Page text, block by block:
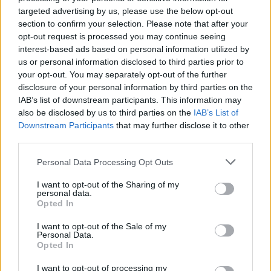
targeted advertising by us, please use the below opt-out
section to confirm your selection. Please note that after your
opt-out request is processed you may continue seeing
interest-based ads based on personal information utilized by
us or personal information disclosed to third parties prior to
your opt-out. You may separately opt-out of the further
disclosure of your personal information by third parties on the
IAB’s list of downstream participants. This information may
also be disclosed by us to third parties on the IAB’s List of
Downstream Participants that may further disclose it to other
Personal Data Processing Opt Outs
I want to opt-out of the Sharing of my
personal data.
Opted In
I want to opt-out of the Sale of my
Personal Data.
Opted In
I want to opt-out of processing my
S. Urbonavičius-Samas apie legendinį A. Mamontovo ir
„Bixų“ susidūrimą Berlyne: „Taip nebūna net kine!“
Asmeninio albumo nuotr.